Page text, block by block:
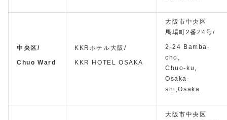
中央区/
Chuo Ward
KKRホテル大阪/
KKR HOTEL OSAKA
大阪市中央区
馬場町2番24号/
2-24 Bamba-
cho,
Chuo-ku,
Osaka-
shi,Osaka
大阪市中央区